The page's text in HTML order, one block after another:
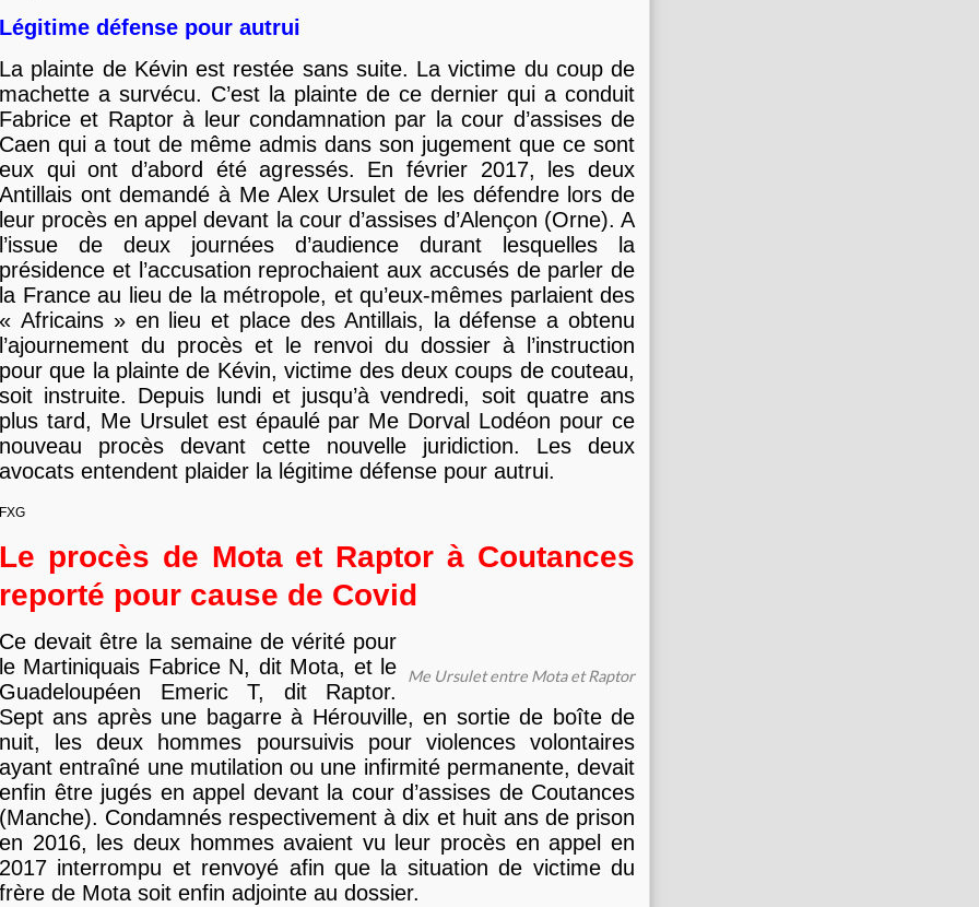
Légitime défense pour autrui
La plainte de Kévin est restée sans suite. La victime du coup de
machette a survécu. C’est la plainte de ce dernier qui a conduit
Fabrice et Raptor à leur condamnation par la cour d’assises de
Caen qui a tout de même admis dans son jugement que ce sont
eux qui ont d’abord été agressés. En février 2017, les deux
Antillais ont demandé à Me Alex Ursulet de les défendre lors de
leur procès en appel devant la cour d’assises d’Alençon (Orne). A
l’issue de deux journées d’audience durant lesquelles la
présidence et l’accusation reprochaient aux accusés de parler de
la France au lieu de la métropole, et qu’eux-mêmes parlaient des
« Africains » en lieu et place des Antillais, la défense a obtenu
l’ajournement du procès et le renvoi du dossier à l’instruction
pour que la plainte de Kévin, victime des deux coups de couteau,
soit instruite. Depuis lundi et jusqu’à vendredi, soit quatre ans
plus tard, Me Ursulet est épaulé par Me Dorval Lodéon pour ce
nouveau procès devant cette nouvelle juridiction. Les deux
avocats entendent plaider la légitime défense pour autrui.
FXG
Le procès de Mota et Raptor à Coutances
reporté pour cause de Covid
Me Ursulet entre Mota et Raptor
Ce devait être la semaine de vérité pour
le Martiniquais Fabrice N, dit Mota, et le
Guadeloupéen Emeric T, dit Raptor.
Sept ans après une bagarre à Hérouville, en sortie de boîte de
nuit, les deux hommes poursuivis pour violences volontaires
ayant entraîné une mutilation ou une infirmité permanente, devait
enfin être jugés en appel devant la cour d’assises de Coutances
(Manche). Condamnés respectivement à dix et huit ans de prison
en 2016, les deux hommes avaient vu leur procès en appel en
2017 interrompu et renvoyé afin que la situation de victime du
frère de Mota soit enfin adjointe au dossier.